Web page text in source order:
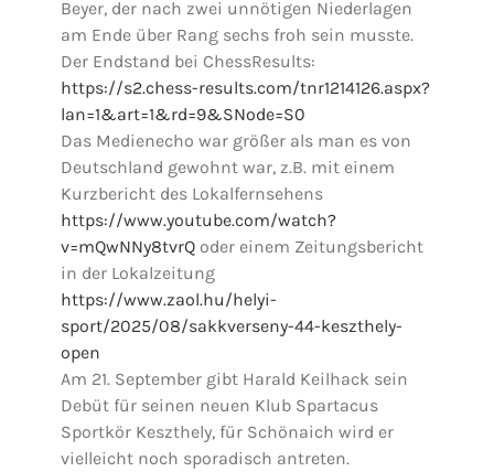
Beyer, der nach zwei unnötigen Niederlagen
am Ende über Rang sechs froh sein musste.
Der Endstand bei ChessResults:
https://s2.chess-results.com/tnr1214126.aspx?
lan=1&art=1&rd=9&SNode=S0
Das Medienecho war größer als man es von
Deutschland gewohnt war, z.B. mit einem
Kurzbericht des Lokalfernsehens
https://www.youtube.com/watch?
v=mQwNNy8tvrQ oder einem Zeitungsbericht
in der Lokalzeitung
https://www.zaol.hu/helyi-
sport/2025/08/sakkverseny-44-keszthely-
open
Am 21. September gibt Harald Keilhack sein
Debüt für seinen neuen Klub Spartacus
Sportkör Keszthely, für Schönaich wird er
vielleicht noch sporadisch antreten.